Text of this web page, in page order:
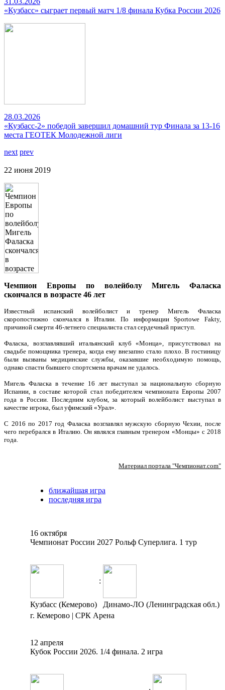
«Кузбасс» сыграет первый матч 1/8 финала Кубка России 2026
28.03.2026
«Кузбасс-2» победой завершил домашний тур Финала за 13-16
места ГЕОТЕК Молодежной лиги
next prev
22 июня 2019
Чемпион Европы по волейболу Мигель Фаласка
скончался в возрасте 46 лет
Известный испанский волейболист и тренер Мигель Фаласка
скоропостижно скончался в Италии. По информации Sportowe Fakty,
причиной смерти 46-летнего специалиста стал сердечный приступ.
Фаласка, возглавлявший итальянский клуб «Монца», присутствовал на
свадьбе помощника тренера, когда ему внезапно стало плохо. В гостиницу
были вызваны медицинские службы, оказавшие необходимую помощь,
однако спасти бывшего спортсмена врачам не удалось.
Мигель Фаласка в течение 16 лет выступал за национальную сборную
Испании, в составе которой стал победителем чемпионата Европы 2007
года в России. Последним клубом, за который волейболист выступал в
качестве игрока, был уфимский «Урал».
С 2016 по 2017 год Фаласка возглавлял мужскую сборную Чехии, после
чего перебрался в Италию. Он являлся главным тренером «Монцы» с 2018
года.
Материал портала "Чемпионат.com"
ближайшая игра
последняя игра
16 октября
Чемпионат России 2027 Рольф Суперлига. 1 тур
:
Кузбасс (Кемерово)
Динамо-ЛО (Ленинградская обл.)
г. Кемерово | СРК Арена
12 апреля
Кубок России 2026. 1/4 финала. 2 игра